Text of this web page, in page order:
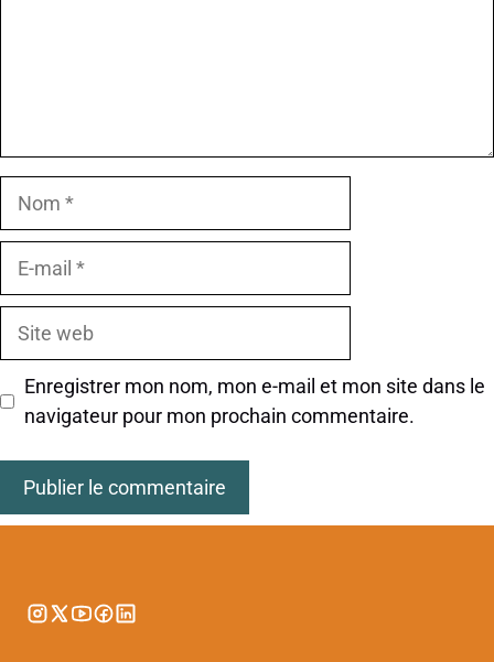
Nom
Site
Enregistrer mon nom, mon e-mail et mon site dans le
navigateur pour mon prochain commentaire.